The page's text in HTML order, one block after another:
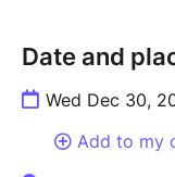
---------------
Date and
Wed Dec 30,
Add to my